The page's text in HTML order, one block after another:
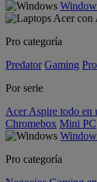
Pro categoría
Predator Gaming
Por serie
Acer Aspire todo en
Chromebox Mini PC
Pro categoría